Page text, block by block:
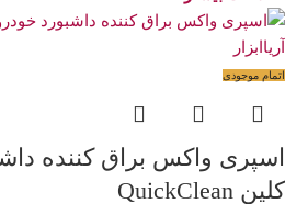
اتمام موجودی
اسپری واکس براق کننده
کلین QuickClean